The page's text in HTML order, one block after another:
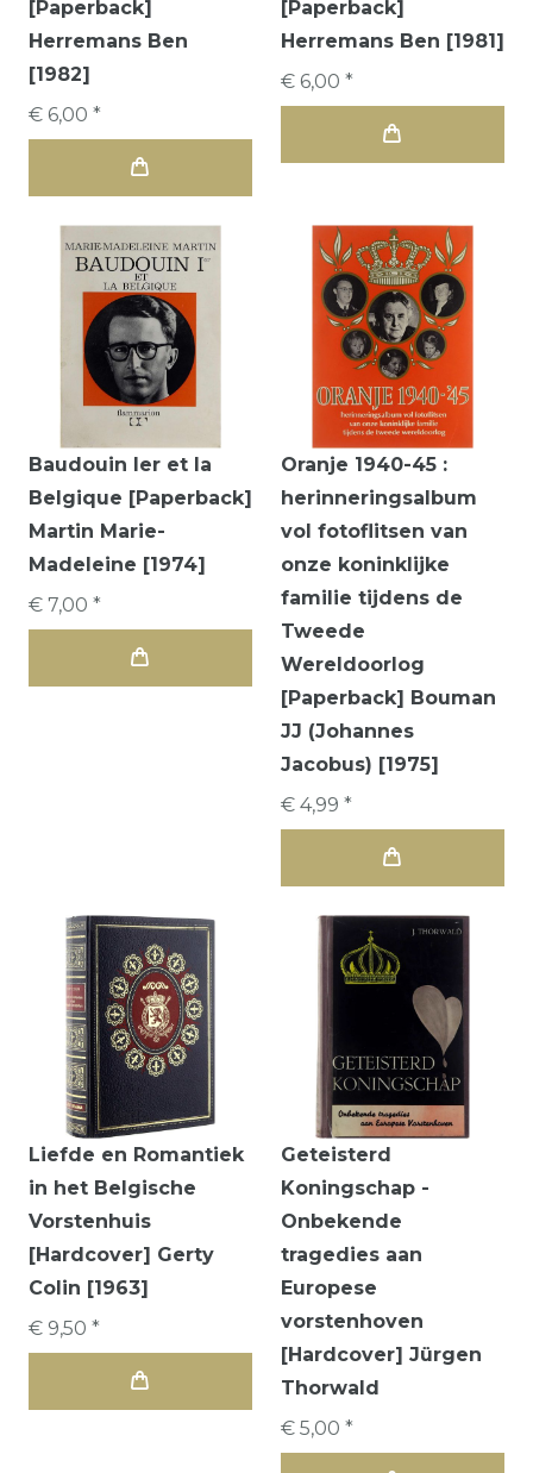
[Paperback]
Herremans Ben
[1982]
€ 6,00 *
[Paperback]
Herremans Ben [1981]
€ 6,00 *
Baudouin Ier et la
Belgique [Paperback]
Martin Marie-
Madeleine [1974]
€ 7,00 *
Oranje 1940-45 :
herinneringsalbum
vol fotoflitsen van
onze koninklijke
familie tijdens de
Tweede
Wereldoorlog
[Paperback] Bouman
JJ (Johannes
Jacobus) [1975]
€ 4,99 *
Liefde en Romantiek
in het Belgische
Vorstenhuis
[Hardcover] Gerty
Colin [1963]
€ 9,50 *
Geteisterd
Koningschap -
Onbekende
tragedies aan
Europese
vorstenhoven
[Hardcover] Jürgen
Thorwald
€ 5,00 *